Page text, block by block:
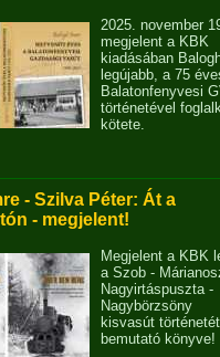
2025. november
megjelent a KBK
kiadásában
legújabb, a 75
Balatonfenyvesi
történetével
kötete.
- Szilva Péter: Át a
- megjelent!
Megjelent a KBK
a Szob -
Nagyirtáspuszta -
Nagybörzsöny
kisvasút történetét
bemutató könyve!